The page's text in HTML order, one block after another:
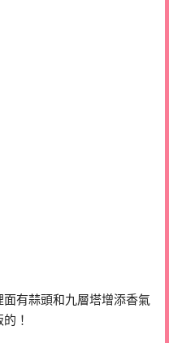
有蒜頭和九層塔增添香氣
！